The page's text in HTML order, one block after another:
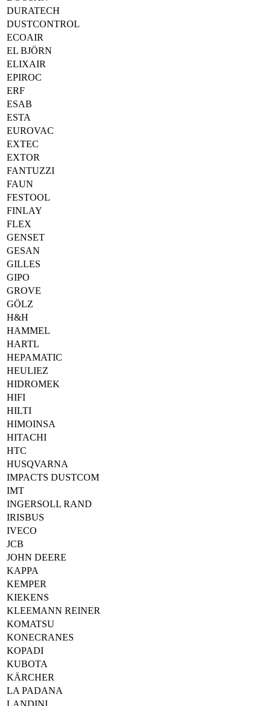
DURATECH
DUSTCONTROL
ECOAIR
EL BJÖRN
ELIXAIR
EPIROC
ERF
ESAB
ESTA
EUROVAC
EXTEC
EXTOR
FANTUZZI
FAUN
FESTOOL
FINLAY
FLEX
GENSET
GESAN
GILLES
GIPO
GROVE
GÖLZ
H&H
HAMMEL
HARTL
HEPAMATIC
HEULIEZ
HIDROMEK
HIFI
HILTI
HIMOINSA
HITACHI
HTC
HUSQVARNA
IMPACTS DUSTCOM
IMT
INGERSOLL RAND
IRISBUS
IVECO
JCB
JOHN DEERE
KAPPA
KEMPER
KIEKENS
KLEEMANN REINER
KOMATSU
KONECRANES
KOPADI
KUBOTA
KÄRCHER
LA PADANA
LANDINI